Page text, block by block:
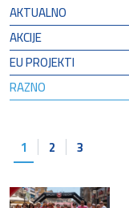
AKTUALNO
AKCIJE
EU PROJEKTI
RAZNO
1 2 3